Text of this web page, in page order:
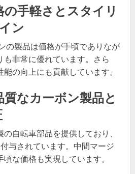
手軽さとスタイリ
ン
の製品は価格が手頃でありなが
も非常に優れています。さら
の向上にも貢献しています。
なカーボン製品と
自転車部品を提供しており、
与されています。中間マージ
な価格も実現しています。